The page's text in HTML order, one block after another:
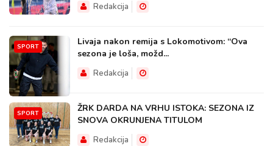
Redakcija
SPORT
Livaja nakon remija s Lokomotivom: “Ova
sezona je loša, možd...
Redakcija
SPORT
ŽRK DARDA NA VRHU ISTOKA: SEZONA IZ
SNOVA OKRUNJENA TITULOM
Redakcija